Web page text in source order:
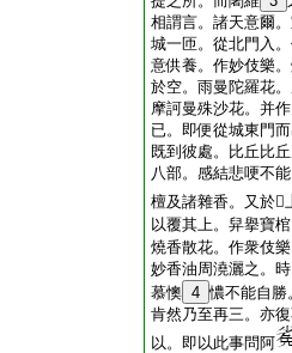
相謂言。諸天意爾
城一匝。從北門入
意供養。作妙伎樂
於空。雨曼陀羅花
摩訶曼殊沙花。并
已。即便從城東門
既到彼處。比丘比
八部。感結悲哽不
檀及諸雜香。又於𧂐
以覆其上。舁擧寶
燒香散花。作衆伎
妙香油周澆灑之。
慕懊 4 憹不能自勝
肯然乃至再三。亦
以。即以此事問阿